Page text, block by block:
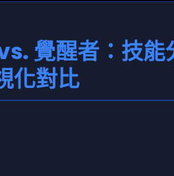
覺醒者：技能
化對比